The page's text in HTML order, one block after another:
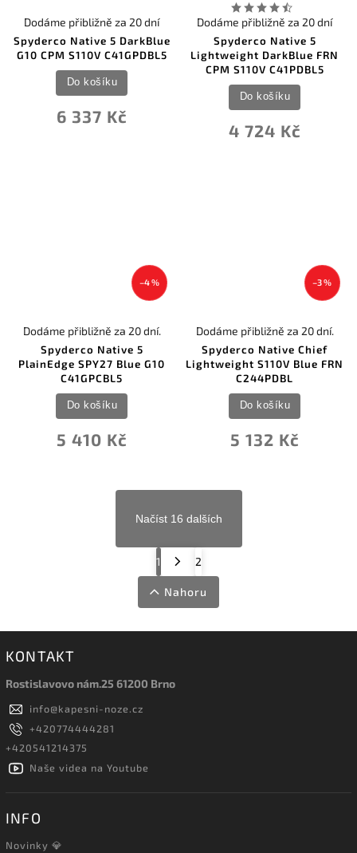
Spyderco Native 5 DarkBlue
G10 CPM S110V C41GPDBL5
Dodáme přibližně za 20 dní
6 337 Kč
Do košíku
Spyderco Native 5
Lightweight DarkBlue FRN
CPM S110V C41PDBL5
Dodáme přibližně za 20 dní
4 724 Kč
Do košíku
–4 %
Spyderco Native 5
PlainEdge SPY27 Blue G10
C41GPCBL5
Dodáme přibližně za 20 dní.
5 410 Kč
Do košíku
–3 %
Spyderco Native Chief
Lightweight S110V Blue FRN
C244PDBL
Dodáme přibližně za 20 dní.
5 132 Kč
Do košíku
Načíst 16 dalších
1 2
Nahoru
KONTAKT
Rostislavovo nám.25 61200 Brno
info@kapesni-noze.cz
+420774444281
+420541214375
Naše videa na Youtube
INFO
Novinky 💎